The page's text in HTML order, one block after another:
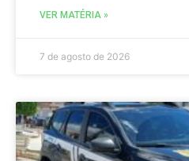
VER MATÉRIA »
7 de agosto de 2026